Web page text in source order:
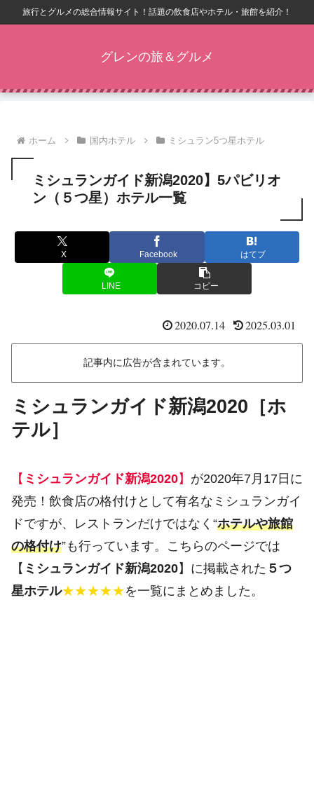
旅行とグルメの総合情報サイト！話題の飲食店やホテル・旅館を紹介！
グレンの旅＆グルメ
ホーム 国内ホテル ミシュラン5つ星ホテル
ミシュランガイド新潟2020】5パビリオ
ン（５つ星）ホテル一覧
X Facebook はてブ
LINE コピー
2020.07.14 2025.03.01
記事内に広告が含まれています。
ミシュランガイド新潟2020［ホ
テル］
【 ミシュランガイド新潟2020】 が2020年7月17日に
発売！飲食店の格付けとして有名なミシュランガイ
ドですが、レストランだけではなく“ホテルや旅館
の格付け”も行っています。こちらのページでは
【 ミシュランガイド新潟2020】に掲載された ５つ
星ホテル★★★★★を一覧にまとめました。